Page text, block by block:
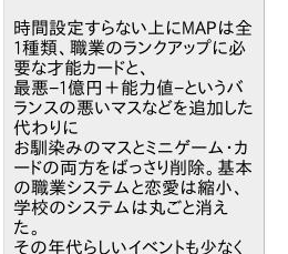
時間設定すらない上にMAPは全
1種類、職業のランクアップに必
要な才能カードと、
最悪−1億円＋能力値−というバ
ランスの悪いマスなどを追加した
代わりに
お馴染みのマスとミニゲーム・カ
ードの両方をばっさり削除。基本
の職業システムと恋愛は縮小、
学校のシステムは丸ごと消え
た。
その年代らしいイベントも少なく